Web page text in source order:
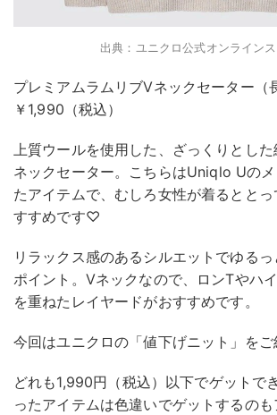
出典：ユニクロ公式オンライン
プレミアムラムリブVネックセーター（
￥1,990（税込）
上質ウールを使用した、ざっくりとし
ネックセーター。こちらはUniqlo Uの
たアイテムで、むしろ女性が着るとと
すすめです♡
リラックス感のあるシルエットでゆる
ポイント。Vネックなので、ロンTやハ
を重ねたレイヤードがおすすめです。
今回はユニクロの「値下げニット」をご
どれも1,990円（税込）以下でゲットで
ったアイテムは色違いでゲットするの